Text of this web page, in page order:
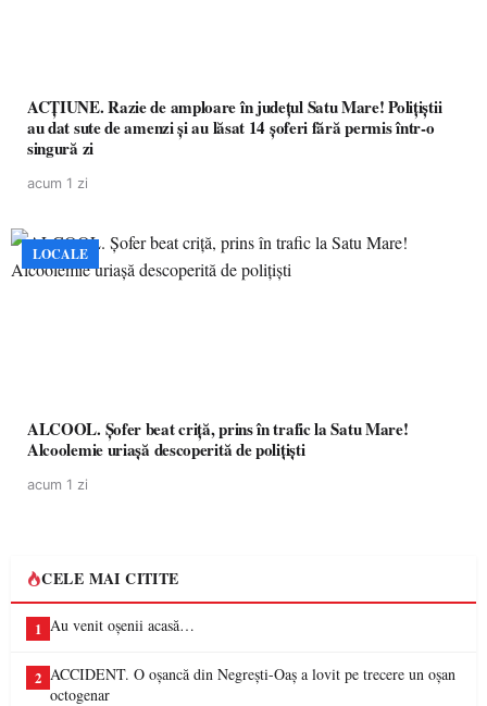
ACȚIUNE. Razie de amploare în județul Satu Mare! Polițiștii
au dat sute de amenzi și au lăsat 14 șoferi fără permis într-o
singură zi
acum 1 zi
LOCALE
ALCOOL. Șofer beat criță, prins în trafic la Satu Mare!
Alcoolemie uriașă descoperită de polițiști
acum 1 zi
CELE MAI CITITE
1 Au venit oșenii acasă…
2 ACCIDENT. O oșancă din Negrești-Oaș a lovit pe trecere un oșan
octogenar